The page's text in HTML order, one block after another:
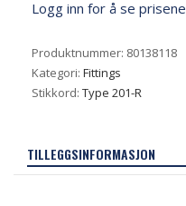
Logg inn for å se prisene
Produktnummer: 80138118
Kategori: Fittings
Stikkord: Type 201-R
TILLEGGSINFORMASJON